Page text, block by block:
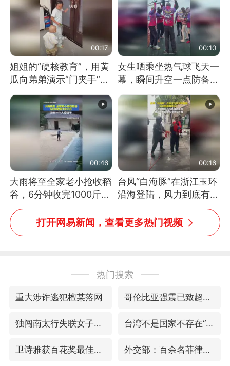
00:17
姐姐的“硬核教育”，用黄
瓜向弟弟演示“门夹手”，
教！
00:10
女生晒乘坐热气球飞天一
幕，瞬间升空一点防备都
00:46
大雨将至全家老小抢收稻
谷，6分钟收完1000斤，
没有一个人掉链子
00:16
台风“白海豚”在浙江玉环
沿海登陆，风力到底有多
大？记者腰上拴着安全
绳，依然站不稳
打开网易新闻，查看更多热门视频
热门搜索
重大涉诈逃犯檀某落网 哥伦比亚强震已致超20人死亡
独闯南太行失联女子遗体已找到 台湾不是国家不存在“国格”
卫诗雅获百花奖最佳女主角 外交部：百余名菲律宾公民被依法处理